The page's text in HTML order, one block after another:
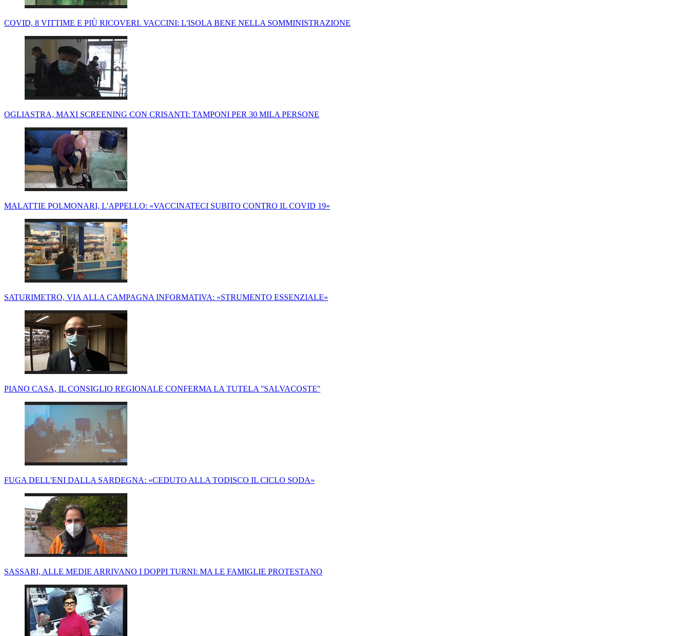
COVID, 8 VITTIME E PIÙ RICOVERI. VACCINI: L'ISOLA BENE NELLA SOMMINISTRAZIONE
OGLIASTRA, MAXI SCREENING CON CRISANTI: TAMPONI PER 30 MILA PERSONE
MALATTIE POLMONARI, L'APPELLO: «VACCINATECI SUBITO CONTRO IL COVID 19»
SATURIMETRO, VIA ALLA CAMPAGNA INFORMATIVA: «STRUMENTO ESSENZIALE»
PIANO CASA, IL CONSIGLIO REGIONALE CONFERMA LA TUTELA ''SALVACOSTE''
FUGA DELL'ENI DALLA SARDEGNA: «CEDUTO ALLA TODISCO IL CICLO SODA»
SASSARI, ALLE MEDIE ARRIVANO I DOPPI TURNI: MA LE FAMIGLIE PROTESTANO